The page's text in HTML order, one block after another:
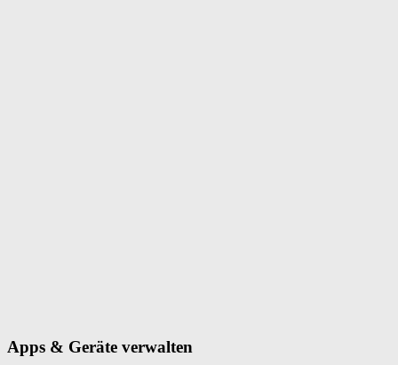
Apps & Geräte verwalten